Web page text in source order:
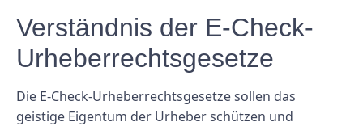
Verständnis der E-Check-
Urheberrechtsgesetze
Die E-Check-Urheberrechtsgesetze sollen das
geistige Eigentum der Urheber schützen und